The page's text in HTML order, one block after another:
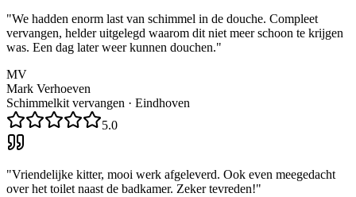
"We hadden enorm last van schimmel in de douche. Compleet
vervangen, helder uitgelegd waarom dit niet meer schoon te krijgen
was. Een dag later weer kunnen douchen."
MV
Mark Verhoeven
Schimmelkit vervangen · Eindhoven
5.0
"Vriendelijke kitter, mooi werk afgeleverd. Ook even meegedacht
over het toilet naast de badkamer. Zeker tevreden!"